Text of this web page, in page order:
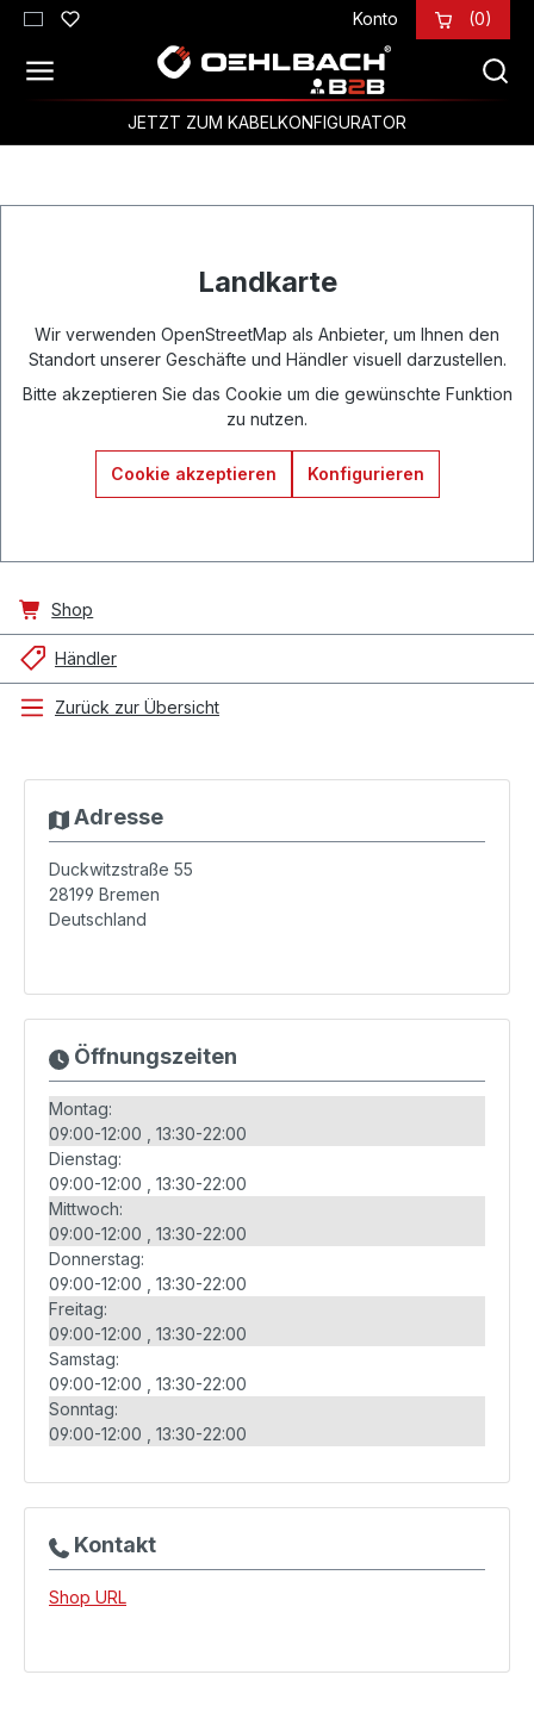
Zum Hauptinhalt springen Konto (0)
JETZT ZUM KABELKONFIGURATOR
Landkarte
Wir verwenden OpenStreetMap als Anbieter, um Ihnen den
Standort unserer Geschäfte und Händler visuell darzustellen.
Bitte akzeptieren Sie das Cookie um die gewünschte Funktion
zu nutzen.
Cookie akzeptieren Konfigurieren
Shop
Händler
Zurück zur Übersicht
Adresse
Duckwitzstraße 55
28199 Bremen
Deutschland
Öffnungszeiten
Montag:
09:00-12:00
13:30-22:00
Dienstag:
09:00-12:00
13:30-22:00
Mittwoch:
09:00-12:00
13:30-22:00
Donnerstag:
09:00-12:00
13:30-22:00
Freitag:
09:00-12:00
13:30-22:00
Samstag:
09:00-12:00
13:30-22:00
Sonntag:
09:00-12:00
13:30-22:00
Kontakt
Shop URL